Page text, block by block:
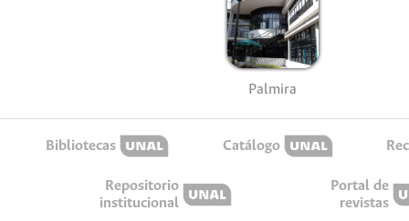
Palmira
Bibliotecas Catálogo
Repositorio
institucional
Portal de
revistas